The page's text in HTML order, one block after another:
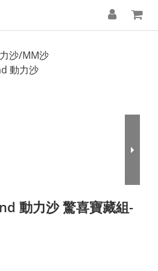
沙/MM沙
動力沙
動力沙 驚喜寶藏組-